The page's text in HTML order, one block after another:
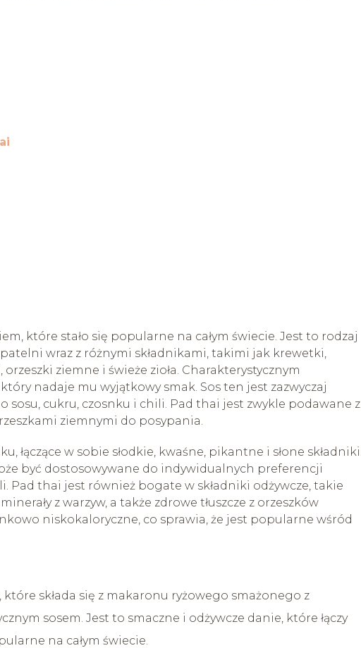
które stało się popularne na całym świecie. Jest to rodzaj
wraz z różnymi składnikami, takimi jak krewetki,
ziemne i świeże zioła. Charakterystycznym
nadaje mu wyjątkowy smak. Sos ten jest zazwyczaj
cukru, czosnku i chili. Pad thai jest zwykle podawane z
ziemnymi do posypania.
łączące w sobie słodkie, kwaśne, pikantne i słone składniki.
być dostosowywane do indywidualnych preferencji
Pad thai jest również bogate w składniki odżywcze, takie
z warzyw, a także zdrowe tłuszcze z orzeszków
niskokaloryczne, co sprawia, że jest popularne wśród
składa się z makaronu ryżowego smażonego z
sosem. Jest to smaczne i odżywcze danie, które łączy
na całym świecie.